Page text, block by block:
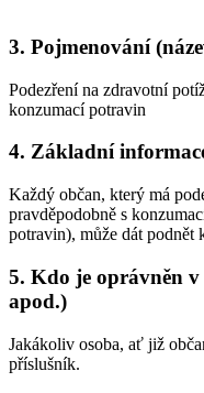
3. Pojmenování
Podezření na zdravotní
konzumací potravin
4. Základní
Každý občan, který má
pravděpodobně s
potravin), může dát podnět
5. Kdo je oprávněn v
apod.)
Jakákoliv osoba, ať již
příslušník.